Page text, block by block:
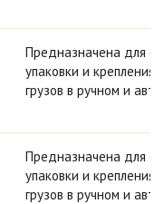
Предназначена для
упаковки и крепления
грузов в ручном и
Предназначена для
упаковки и крепления
грузов в ручном и